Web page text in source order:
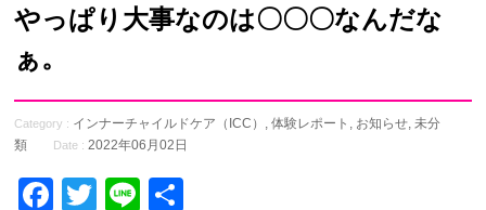
やっぱり大事なのは〇〇〇なんだな
ぁ。
Category : インナーチャイルドケア（ICC） ,体験レポート , お知らせ,未分
類
Date : 2022年06月02日
Facebook
Twitter
Line